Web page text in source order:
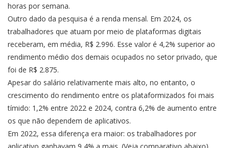
horas por semana.
Outro dado da pesquisa é a renda mensal. Em 2024, os
trabalhadores que atuam por meio de plataformas digitais
receberam, em média, R$ 2.996. Esse valor é 4,2% superior ao
rendimento médio dos demais ocupados no setor privado, que
foi de R$ 2.875.
Apesar do salário relativamente mais alto, no entanto, o
crescimento do rendimento entre os plataformizados foi mais
tímido: 1,2% entre 2022 e 2024, contra 6,2% de aumento entre
os que não dependem de aplicativos.
Em 2022, essa diferença era maior: os trabalhadores por